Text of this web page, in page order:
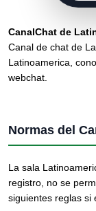
CanalChat de
Canal de chat de
Latinoamerica,
webchat.
Normas del
La sala
registro, no se
siguientes reglas si